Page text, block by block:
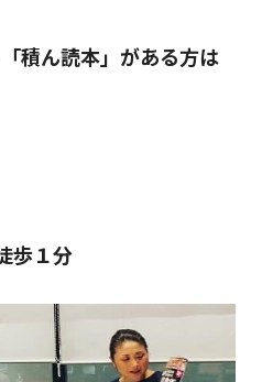
積ん読本」がある方は
歩１分